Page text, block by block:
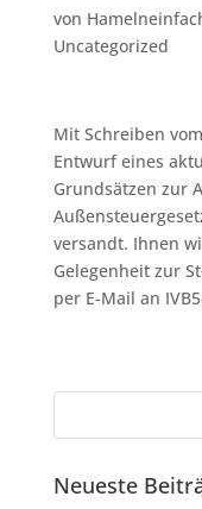
von
Uncategorized
Mit Schreiben
Entwurf eines
Grundsätzen zur
versandt. Ihnen
Gelegenheit zur
per E-Mail an
Neueste